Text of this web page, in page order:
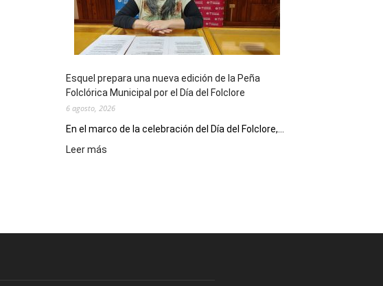
años
con
un
Conversatorio
Escritores
Locales
Esquel prepara una nueva edición de la Peña
Folclórica Municipal por el Día del Folclore
6 agosto, 2026
En el marco de la celebración del Día del Folclore,...
Leer más
de